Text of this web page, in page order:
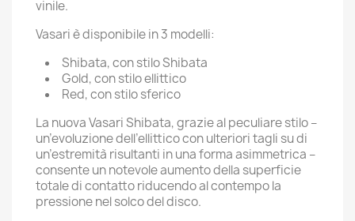
vinile.
Vasari è disponibile in 3 modelli:
Shibata, con stilo Shibata
Gold, con stilo ellittico
Red, con stilo sferico
La nuova Vasari Shibata, grazie al peculiare stilo –
un’evoluzione dell’ellittico con ulteriori tagli su di
un’estremità risultanti in una forma asimmetrica –
consente un notevole aumento della superficie
totale di contatto riducendo al contempo la
pressione nel solco del disco.